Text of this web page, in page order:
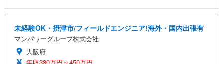
未経験OK・摂津市/フィールドエンジニア!海外・国内出張有
マンパワーグループ株式会社
大阪府
年収380万円～450万円